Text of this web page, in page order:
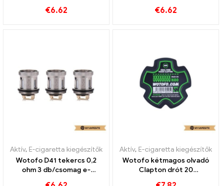
丨Egyedi
€6.62
丨Egyedi
€6.62
Aktív, E-cigaretta kiegészítők
Wotofo D41 tekercs 0,2
ohm 3 db/csomag e-
Aktív, E-cigaretta kiegészítők
Wotofo kétmagos olvadó
Clapton drót 20